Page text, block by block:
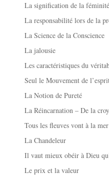
La signification de la féminité
La responsabilité lors de la
La Science de la Conscience
La jalousie
Les caractéristiques du
Seul le Mouvement de
La Notion de Pureté
La Réincarnation – De la
Tous les fleuves vont à la mer
La Chandeleur
Il vaut mieux obéir à Dieu
Le prix et la valeur